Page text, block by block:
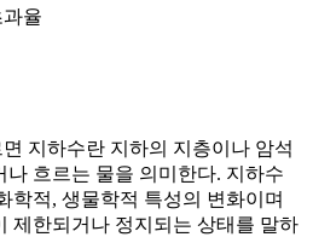
율
지하수란 지하의 지층이나 암석
흐르는 물을 의미한다. 지하수
학적, 생물학적 특성의 변화이며
제한되거나 정지되는 상태를 말하